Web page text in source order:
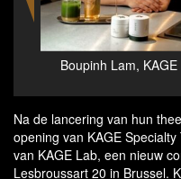
KAGE opens
Na de lancering van hun
opening van KAGE
van KAGE Lab, een nieuw
Lesbroussart 20 in Brussel.